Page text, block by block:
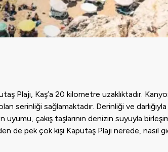
Plajı, Kaş’a 20 kilometre uzaklıktadır.
serinliği sağlamaktadır. Derinliği ve
çakış taşlarının denizin suyuyla
de pek çok kişi Kaputaş Plajı nerede, nasıl